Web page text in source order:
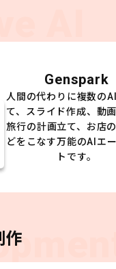
AI
Genspark
人間の代わりに複数の
て、スライド作成、動
旅行の計画立て、お店
どをこなす万能のAIエ
トです。
作